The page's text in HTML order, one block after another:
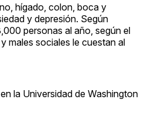
hígado, colon, boca y
y depresión. Según
personas al año, según el
males sociales le cuestan al
la Universidad de Washington